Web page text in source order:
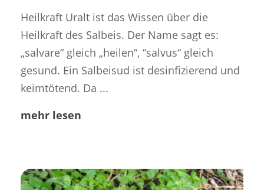
Heilkraft Uralt ist das Wissen über die
Heilkraft des Salbeis. Der Name sagt es:
„salvare“ gleich „heilen“, “salvus“ gleich
gesund. Ein Salbeisud ist desinfizierend und
keimtötend. Da ...
mehr lesen